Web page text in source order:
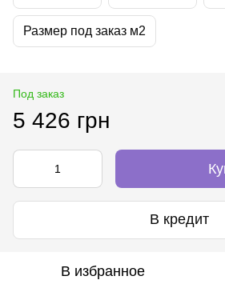
Размер под заказ м2
Под заказ
5 426 грн
В кредит
В избранное